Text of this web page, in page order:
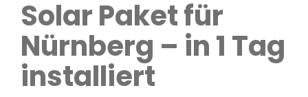
Solar Paket für
Nürnberg – in 1 Tag
installiert